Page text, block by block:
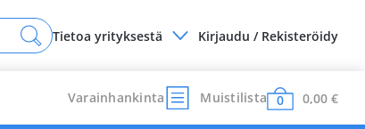
Tietoa yrityksestä
Kirjaudu / Rekisteröidy
Varainhankinta Muistilista 0 0,00 €